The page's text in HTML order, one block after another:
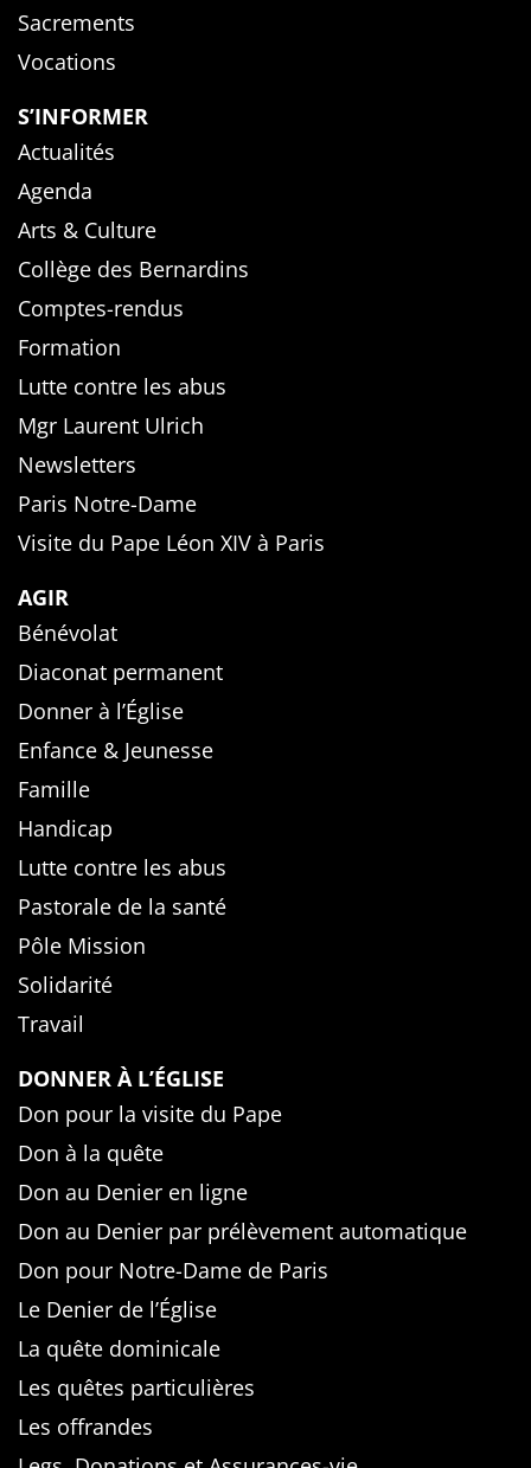
Sacrements
Vocations
S’INFORMER
Actualités
Agenda
Arts & Culture
Collège des Bernardins
Comptes-rendus
Formation
Lutte contre les abus
Mgr Laurent Ulrich
Newsletters
Paris Notre-Dame
Visite du Pape Léon XIV à Paris
AGIR
Bénévolat
Diaconat permanent
Donner à l’Église
Enfance & Jeunesse
Famille
Handicap
Lutte contre les abus
Pastorale de la santé
Pôle Mission
Solidarité
Travail
DONNER À L’ÉGLISE
Don pour la visite du Pape
Don à la quête
Don au Denier en ligne
Don au Denier par prélèvement automatique
Don pour Notre-Dame de Paris
Le Denier de l’Église
La quête dominicale
Les quêtes particulières
Les offrandes